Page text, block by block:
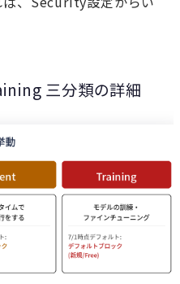
三分類の詳細